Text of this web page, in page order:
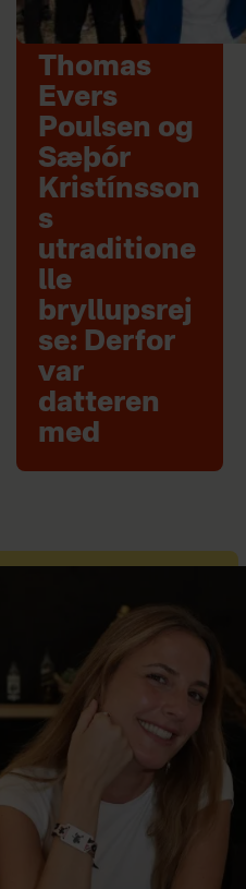
Thomas
Evers
Poulsen og
Sæþór
Kristínsson
s
utraditione
lle
bryllupsrej
se: Derfor
var
datteren
med